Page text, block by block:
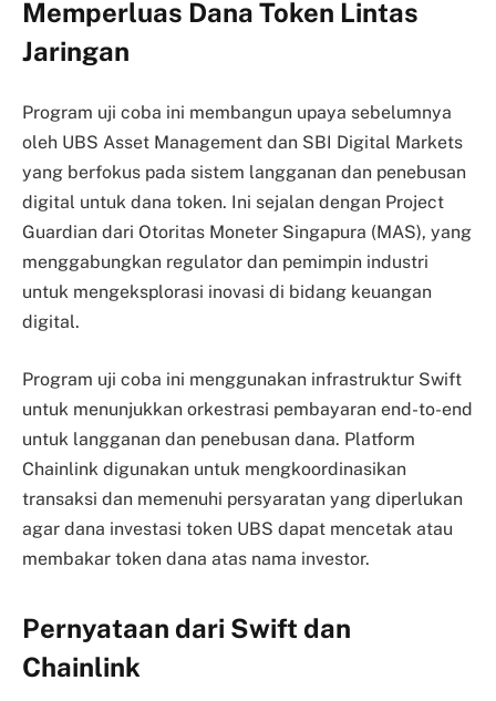
Memperluas Dana Token Lintas
Jaringan
Program uji coba ini membangun upaya sebelumnya
oleh UBS Asset Management dan SBI Digital Markets
yang berfokus pada sistem langganan dan penebusan
digital untuk dana token. Ini sejalan dengan Project
Guardian dari Otoritas Moneter Singapura (MAS), yang
menggabungkan regulator dan pemimpin industri
untuk mengeksplorasi inovasi di bidang keuangan
digital.
Program uji coba ini menggunakan infrastruktur Swift
untuk menunjukkan orkestrasi pembayaran end-to-end
untuk langganan dan penebusan dana. Platform
Chainlink digunakan untuk mengkoordinasikan
transaksi dan memenuhi persyaratan yang diperlukan
agar dana investasi token UBS dapat mencetak atau
membakar token dana atas nama investor.
Pernyataan dari Swift dan
Chainlink